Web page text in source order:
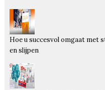
Hoe u succesvol omgaat met
en slijpen